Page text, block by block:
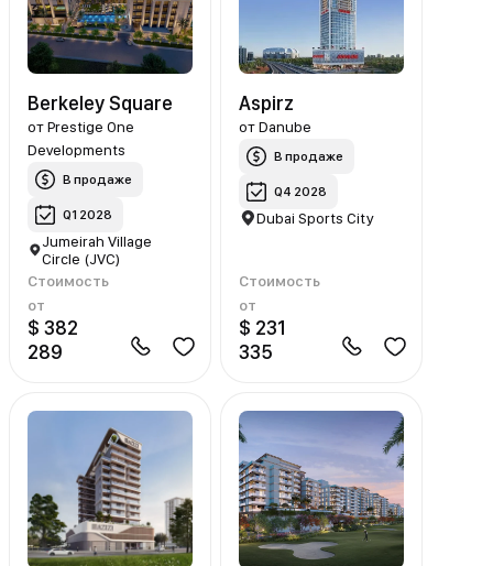
Berkeley Square
отPrestige One
Developments
В продаже
Q1 2028
Jumeirah Village
Circle (JVC)
Стоимость
от
$ 382
289
Aspirz
отDanube
В продаже
Q4 2028
Dubai Sports City
Стоимость
от
$ 231
335